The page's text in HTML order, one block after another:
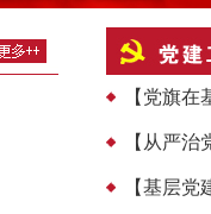
【党旗
【从严
【基层